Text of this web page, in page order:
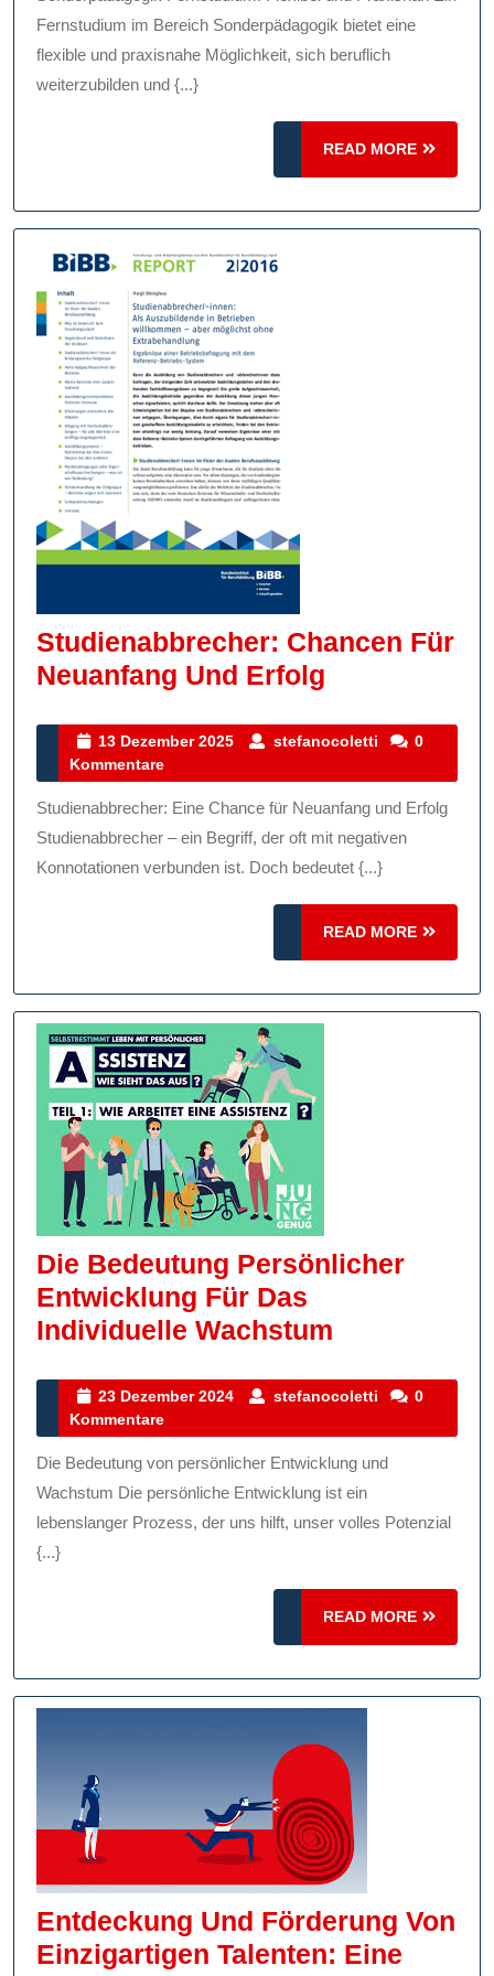
Karriereorientiert
Fernstudium im Bereich Sonderpädagogik bietet eine
flexible und praxisnahe Möglichkeit, sich beruflich
weiterzubilden und {...}
READ MORE
READ
MORE
Studienabbrecher: Chancen Für
Neuanfang Und Erfolg
Für
Neuanfang
Und
Erfolg
13 Dezember 2025
13
2025
stefanocoletti stefanocoletti
0
Kommentare
Studienabbrecher: Eine Chance für Neuanfang und Erfolg
Studienabbrecher – ein Begriff, der oft mit negativen
Konnotationen verbunden ist. Doch bedeutet {...}
READ MORE
READ
MORE
Die Bedeutung Persönlicher
Entwicklung Für Das
Individuelle Wachstum
Entwicklung
Für
Das
Individuelle
23 Dezember 2024
23
2024
stefanocoletti stefanocoletti
0
Kommentare
Die Bedeutung von persönlicher Entwicklung und
Wachstum Die persönliche Entwicklung ist ein
lebenslanger Prozess, der uns hilft, unser volles Potenzial
{...}
READ MORE
READ
MORE
Entdeckung Und Förderung Von
Einzigartigen Talenten: Eine